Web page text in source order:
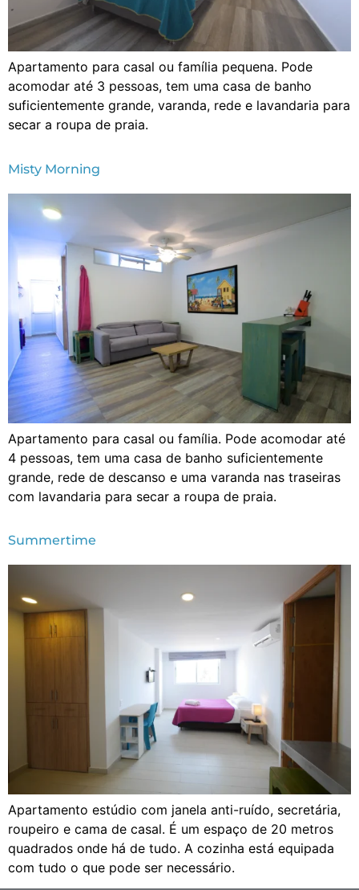
Apartamento para casal ou família pequena. Pode
acomodar até 3 pessoas, tem uma casa de banho
suficientemente grande, varanda, rede e lavandaria para
secar a roupa de praia.
Misty Morning
Apartamento para casal ou família. Pode acomodar até
4 pessoas, tem uma casa de banho suficientemente
grande, rede de descanso e uma varanda nas traseiras
com lavandaria para secar a roupa de praia.
Summertime
Apartamento estúdio com janela anti-ruído, secretária,
roupeiro e cama de casal. É um espaço de 20 metros
quadrados onde há de tudo. A cozinha está equipada
com tudo o que pode ser necessário.